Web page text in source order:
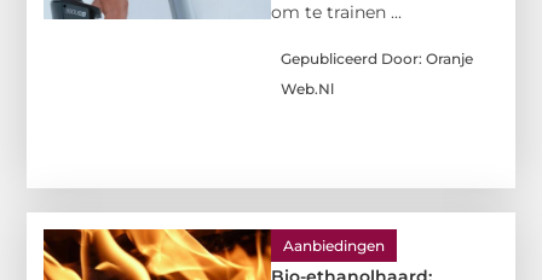
om te trainen ...
Gepubliceerd Door: Oranje
Web.nl
Aanbiedingen